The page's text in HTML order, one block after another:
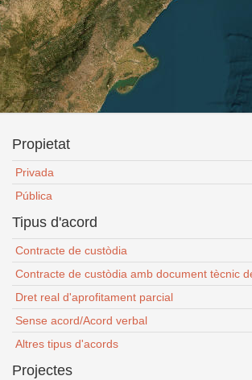
Propietat
Privada
Pública
Tipus d'acord
Contracte de custòdia
Contracte de custòdia amb document tècnic
Dret real d'aprofitament parcial
Sense acord/Acord verbal
Altres tipus d'acords
Projectes